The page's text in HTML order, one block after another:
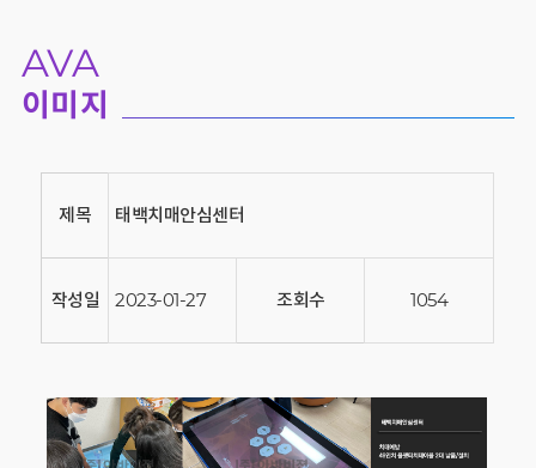
AVA
이미지
제목 태백치매안심센터
작성일 2023-01-27 조회수 1054